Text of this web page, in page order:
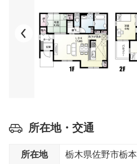
所在地・交通
所在地 栃木県佐野市栃本